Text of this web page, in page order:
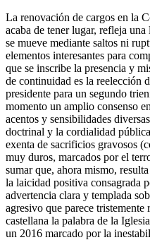
La renovación de cargos en la
acaba de tener lugar, refleja
se mueve mediante saltos ni
elementos interesantes para
que se inscribe la presencia y
de continuidad es la reelección
presidente para un segundo
momento un amplio consenso
acentos y sensibilidades
doctrinal y la cordialidad
exenta de sacrificios gravosos
muy duros, marcados por el
sumar que, ahora mismo,
la laicidad positiva consagrada
advertencia clara y templada
agresivo que parece tristemente
castellana la palabra de la
un 2016 marcado por la